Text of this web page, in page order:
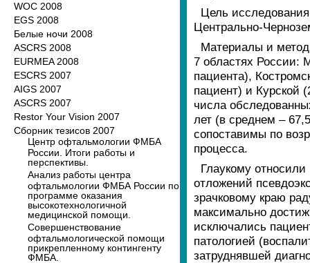
WOC 2008
EGS 2008
Белые ночи 2008
ASCRS 2008
EURMEA 2008
ESCRS 2007
AIGS 2007
ASCRS 2007
Restor Your Vision 2007
Сборник тезисов 2007
Центр офтальмологии ФМБА
России. Итоги работы и
перспективы.
Анализ работы центра
офтальмологии ФМБА России по
программе оказания
высокотехнологичной
медицинской помощи.
Совершенствование
офтальмологической помощи
прикрепленному контингенту
ФМБА.
Цель
Центрально-
Материалы и
7 областях России:
пациента),
пациент) и Курской
числа
лет (в среднем –
сопоставимы по
процесса.
Глаукому
отложений
зрачковому краю
максимально
исключались
патологией
затруднявшей